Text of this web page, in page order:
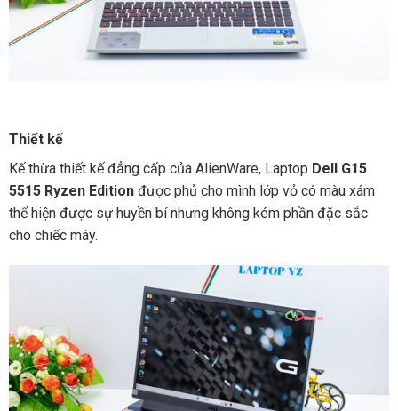
Thiết kế
Kế thừa thiết kế đẳng cấp của AlienWare, Laptop Dell G15
5515 Ryzen Editionđược phủ cho mình lớp vỏ có màu xám
thể hiện được sự huyền bí nhưng không kém phần đặc sắc
cho chiếc máy.